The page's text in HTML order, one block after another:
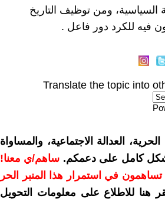
السياسية، ومن توظيف التاريخ
فيه للكرد دور فاعل .
Translate the topic into
العدالة الاجتماعية، والمساواة
بشكل كامل على دعمكم. ساهم/ي معنا!
تساهمون في استمرار هذا المنبر الحر
هنا للاطلاع على معلومات التحويل